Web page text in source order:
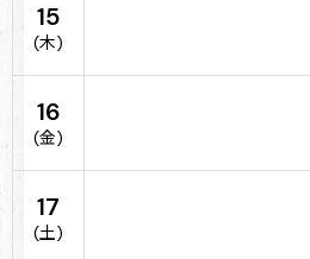
15
(木)
16
(金)
17
(土)